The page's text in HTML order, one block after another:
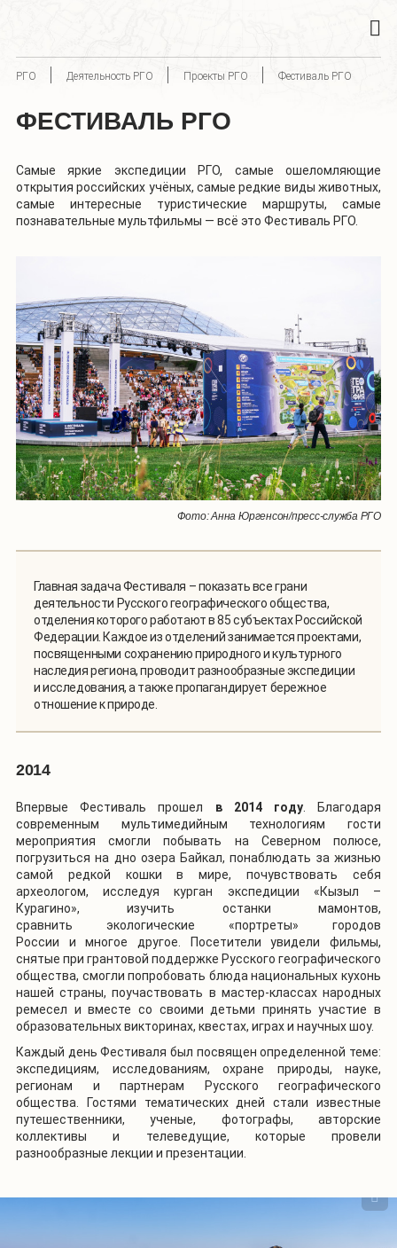
РГО Деятельность РГО Проекты РГО Фестиваль РГО
ФЕСТИВАЛЬ РГО
Самые яркие экспедиции РГО, самые ошеломляющие
открытия российских учёных, самые редкие виды животных,
самые интересные туристические маршруты, самые
познавательные мультфильмы — всё это Фестиваль РГО.
Фото: Анна Юргенсон/пресс-служба РГО
Главная задача Фестиваля – показать все грани
деятельности Русского географического общества,
отделения которого работают в 85 субъектах Российской
Федерации. Каждое из отделений занимается проектами,
посвященными сохранению природного и культурного
наследия региона, проводит разнообразные экспедиции
и исследования, а также пропагандирует бережное
отношение к природе.
2014
Впервые Фестиваль прошел в 2014 году. Благодаря
современным мультимедийным технологиям гости
мероприятия смогли побывать на Северном полюсе,
погрузиться на дно озера Байкал, понаблюдать за жизнью
самой редкой кошки в мире, почувствовать себя
археологом, исследуя курган экспедиции «Кызыл –
Курагино», изучить останки мамонтов,
сравнить экологические «портреты» городов
России и многое другое. Посетители увидели фильмы,
снятые при грантовой поддержке Русского географического
общества, смогли попробовать блюда национальных кухонь
нашей страны, поучаствовать в мастер-классах народных
ремесел и вместе со своими детьми принять участие в
образовательных викторинах, квестах, играх и научных шоу.
Каждый день Фестиваля был посвящен определенной теме:
экспедициям, исследованиям, охране природы, науке,
регионам и партнерам Русского географического
общества. Гостями тематических дней стали известные
путешественники, ученые, фотографы, авторские
коллективы и телеведущие, которые провели
разнообразные лекции и презентации.